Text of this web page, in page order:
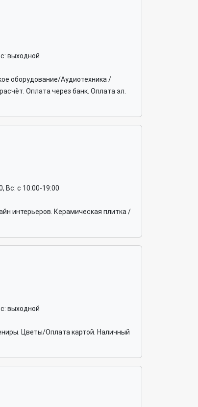
выходной
оборудование/Аудиотехника /
Оплата через банк. Оплата эл.
Вс: c 10:00-19:00
интерьеров. Керамическая плитка /
выходной
Цветы/Оплата картой. Наличный